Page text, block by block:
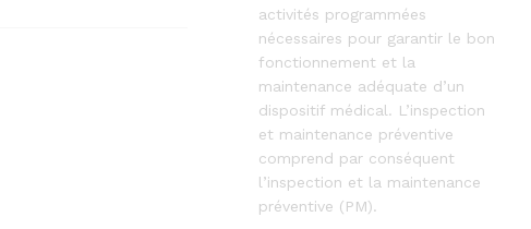
activités programmées
nécessaires pour garantir le bon
fonctionnement et la
maintenance adéquate d’un
dispositif médical. L’inspection
et maintenance préventive
comprend par conséquent
l’inspection et la maintenance
préventive (PM).